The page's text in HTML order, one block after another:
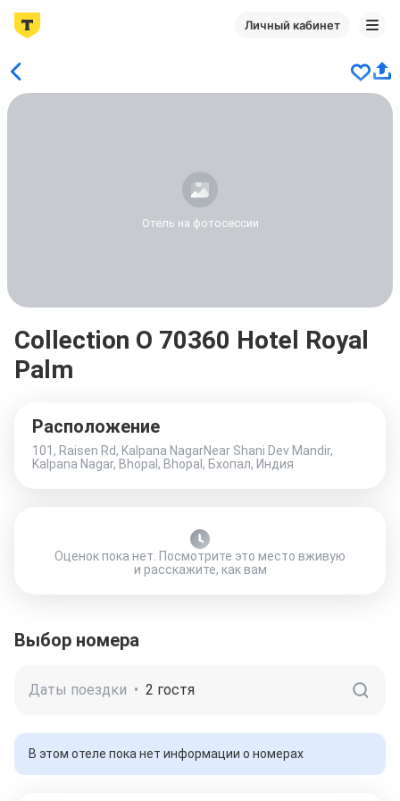
Личный кабинет
Отель на фотосессии
Collection O 70360 Hotel Royal
Palm
Расположение
101, Raisen Rd, Kalpana NagarNear Shani Dev Mandir,
Kalpana Nagar, Bhopal, Bhopal, Бхопал, Индия
Оценок пока нет. Посмотрите это место вживую
и расскажите, как вам
Выбор номера
Даты поездки • 2 гостя
В этом отеле пока нет информации о номерах